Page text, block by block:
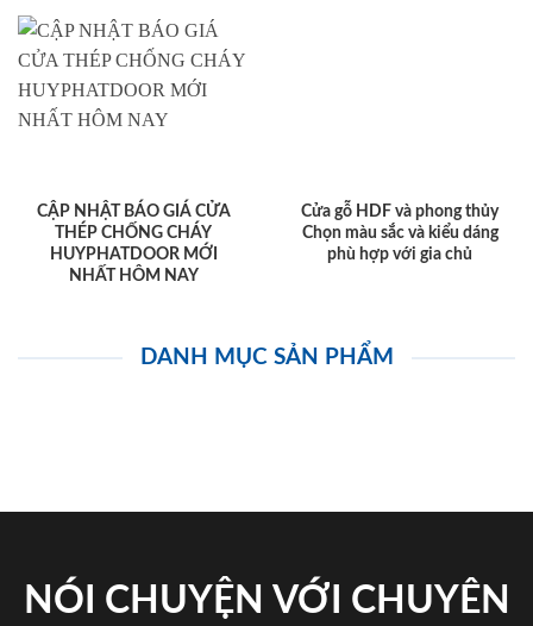
CẬP NHẬT BÁO GIÁ CỬA
THÉP CHỐNG CHÁY
HUYPHATDOOR MỚI
NHẤT HÔM NAY
Cửa gỗ HDF và phong thủy
Chọn màu sắc và kiểu dáng
phù hợp với gia chủ
DANH MỤC SẢN PHẨM
NÓI CHUYỆN VỚI CHUYÊN